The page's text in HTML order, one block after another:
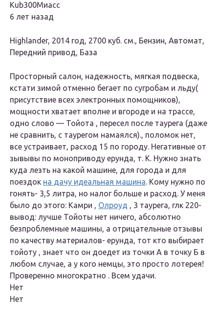
Kub300Миасс
6 лет назад
Highlander, 2014 год, 2700 куб. см., Бензин, Автомат,
Передний привод, База
Просторный салон, надежность, мягкая подвеска,
кстати зимой отменно бегает по сугробам и льду(
присутствие всех электронных помощников),
мощности хватает вполне и вгороде и на трассе,
одно слово — Тойота , пересел после таурега (даже
не сравнить, с таурегом намаялся)., поломок нет,
все устраивает, расход 15 по городу. Негативные от
зывывы по моноприводу ерунда, т. К. Нужно знать
куда лезть на какой машине, для города и для
поездок на дачу идеальная машина. Кому нужно по
гонять- 3,5 литра, но налог больше и расход. У меня
было до этого: Камри , Олроуд , 3 таурега, глк 220-
вывод: лучше Тойоты нет ничего, абсолютно
безпроблемные машины, а отрицательные отзывы
по качеству материалов- ерунда, тот кто выбирает
тойоту , знает что он доедет из точки А в точку Б в
любом случае, а у кого немцы, это просто лотерея!
Проверенно многократно . Всем удачи.
Нет
Нет